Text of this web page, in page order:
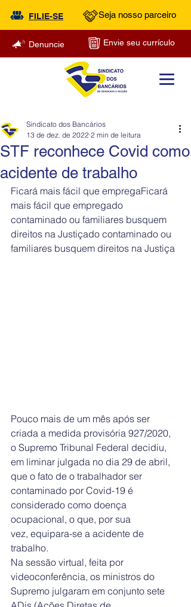
FILIE-SE Seja nosso parceiro
Denuncie Envie seu currículo
STF reconhece Covid como
acidente de trabalho
Sindicato dos Bancários
13 de dez. de 2022 2 min de leitura
Ficará mais fácil que empregaFicará
mais fácil que empregado
contaminado ou familiares busquem
direitos na Justiçado contaminado ou
familiares busquem direitos na Justiça
Pouco mais de um mês após ser
criada a medida provisória 927/2020,
o Supremo Tribunal Federal decidiu,
em liminar julgada no dia 29 de abril,
que o fato de o trabalhador ser
contaminado por Covid-19 é
considerado como doença
ocupacional, o que, por sua
vez, equipara-se a acidente de
trabalho.
Na sessão virtual, feita por
videoconferência, os ministros do
Supremo julgaram em conjunto sete